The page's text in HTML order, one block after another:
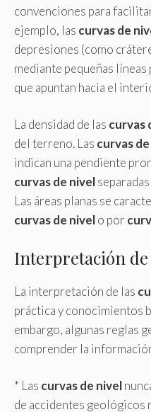
convenciones para
ejemplo, las curvas de
depresiones (como
mediante pequeñas
que apuntan hacia el
La densidad de las curvas
del terreno. Las curvas
indican una pendiente
curvas de nivel
Las áreas planas se
curvas de nivelo por
Interpretación de
La interpretación de las
práctica y conocimientos
embargo, algunas reglas
comprender la
* Las curvas de nivel
de accidentes geológicos